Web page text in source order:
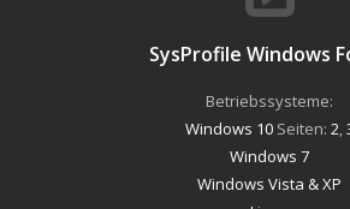
SysProfile Windows
Betriebssysteme:
Windows 10Seiten: 2
Windows 7
Windows Vista & XP